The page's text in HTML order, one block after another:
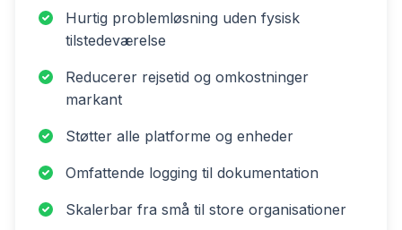
Hurtig problemløsning uden fysisk
tilstedeværelse
Reducerer rejsetid og omkostninger
markant
Støtter alle platforme og enheder
Omfattende logging til dokumentation
Skalerbar fra små til store organisationer